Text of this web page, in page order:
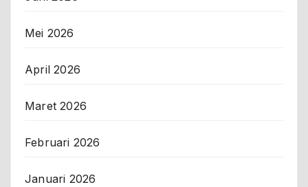
Mei 2026
April 2026
Maret 2026
Februari 2026
Januari 2026